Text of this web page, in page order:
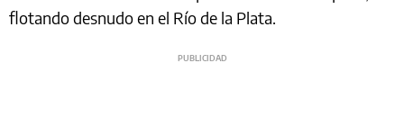
flotando desnudo en el Río de la Plata.